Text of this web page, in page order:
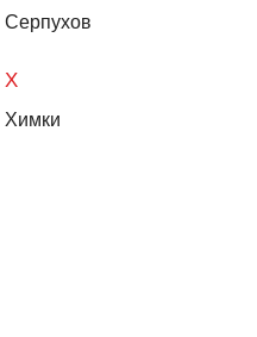
Серпухов
Х
Химки